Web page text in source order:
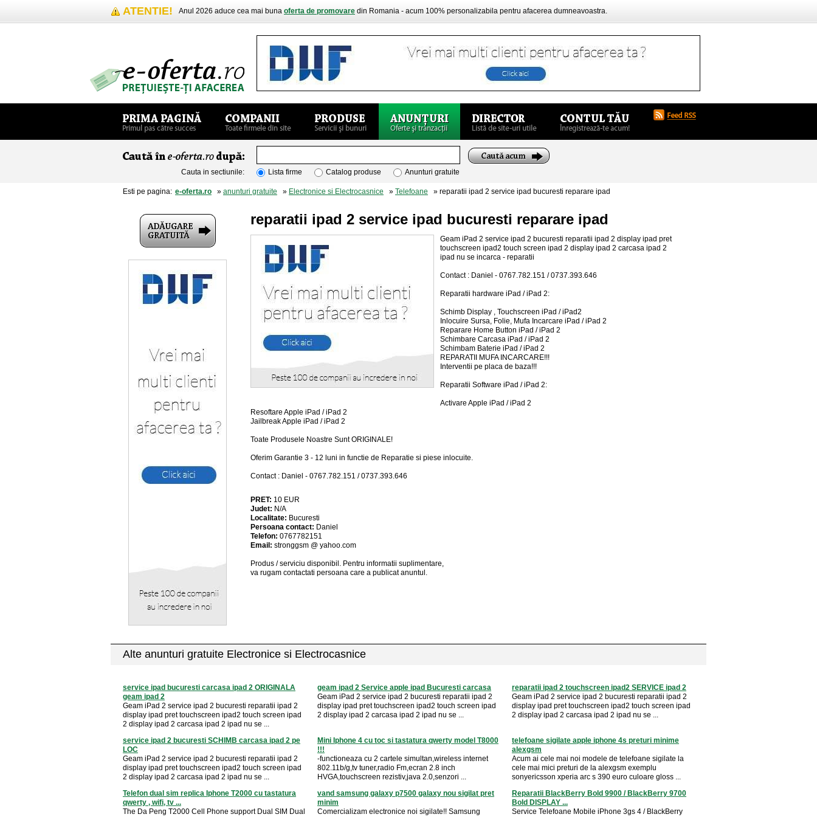
ATENTIE! Anul 2026 aduce cea mai buna oferta de promovare din Romania - acum 100% personalizabila pentru afacerea dumneavoastra.
Cauta in sectiunile: Lista firme Catalog produse Anunturi gratuite
Esti pe pagina: e-oferta.ro » anunturi gratuite » Electronice si Electrocasnice » Telefoane » reparatii ipad 2 service ipad bucuresti reparare ipad
reparatii ipad 2 service ipad bucuresti reparare ipad
Geam iPad 2 service ipad 2 bucuresti reparatii ipad 2 display ipad pret
touchscreen ipad2 touch screen ipad 2 display ipad 2 carcasa ipad 2
ipad nu se incarca - reparatii
Contact : Daniel - 0767.782.151 / 0737.393.646
Reparatii hardware iPad / iPad 2:
Schimb Display , Touchscreen iPad / iPad2
Inlocuire Sursa, Folie, Mufa Incarcare iPad / iPad 2
Reparare Home Button iPad / iPad 2
Schimbare Carcasa iPad / iPad 2
Schimbam Baterie iPad / iPad 2
REPARATII MUFA INCARCARE!!!
Interventii pe placa de baza!!!
Reparatii Software iPad / iPad 2:
Activare Apple iPad / iPad 2
Resoftare Apple iPad / iPad 2
Jailbreak Apple iPad / iPad 2
Toate Produsele Noastre Sunt ORIGINALE!
Oferim Garantie 3 - 12 luni in functie de Reparatie si piese inlocuite.
Contact : Daniel - 0767.782.151 / 0737.393.646
PRET: 10 EUR
Judet: N/A
Localitate: Bucuresti
Persoana contact: Daniel
Telefon: 0767782151
Email: stronggsm @ yahoo.com
Produs / serviciu disponibil . Pentru informatii suplimentare,
va rugam contactati persoana care a publicat anuntul.
Alte anunturi gratuite Electronice si Electrocasnice
service ipad bucuresti carcasa ipad 2 ORIGINALA
geam ipad 2
Geam iPad 2 service ipad 2 bucuresti reparatii ipad 2
display ipad pret touchscreen ipad2 touch screen ipad
2 display ipad 2 carcasa ipad 2 ipad nu se ...
geam ipad 2 Service apple ipad Bucuresti carcasa
Geam iPad 2 service ipad 2 bucuresti reparatii ipad 2
display ipad pret touchscreen ipad2 touch screen ipad
2 display ipad 2 carcasa ipad 2 ipad nu se ...
reparatii ipad 2 touchscreen ipad2 SERVICE ipad 2
Geam iPad 2 service ipad 2 bucuresti reparatii ipad 2
display ipad pret touchscreen ipad2 touch screen ipad
2 display ipad 2 carcasa ipad 2 ipad nu se ...
service ipad 2 bucuresti SCHIMB carcasa ipad 2 pe
LOC
Geam iPad 2 service ipad 2 bucuresti reparatii ipad 2
display ipad pret touchscreen ipad2 touch screen ipad
2 display ipad 2 carcasa ipad 2 ipad nu se ...
Mini Iphone 4 cu toc si tastatura qwerty model T8000
!!!
-functioneaza cu 2 cartele simultan,wireless internet
802.11b/g,tv tuner,radio Fm,ecran 2.8 inch
HVGA,touchscreen rezistiv,java 2.0,senzori ...
telefoane sigilate apple iphone 4s preturi minime
alexgsm
Acum ai cele mai noi modele de telefoane sigilate la
cele mai mici preturi de la alexgsm exemplu
sonyericsson xperia arc s 390 euro culoare gloss ...
Telefon dual sim replica Iphone T2000 cu tastatura
qwerty , wifi, tv ...
The Da Peng T2000 Cell Phone support Dual SIM Dual
vand samsung galaxy p7500 galaxy nou sigilat pret
minim
Comercializam electronice noi sigilate!! Samsung
Reparatii BlackBerry Bold 9900 / BlackBerry 9700
Bold DISPLAY ...
Service Telefoane Mobile iPhone 3gs 4 / BlackBerry